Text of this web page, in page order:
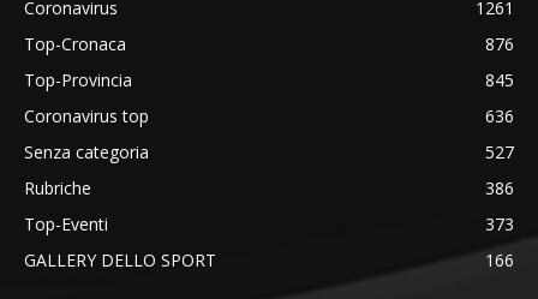
Coronavirus
1261
Top-Cronaca
876
Top-Provincia
845
Coronavirus top
636
Senza categoria
527
Rubriche
386
Top-Eventi
373
GALLERY DELLO SPORT
166